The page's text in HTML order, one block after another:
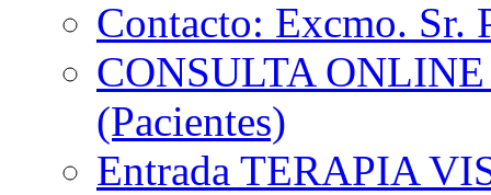
Contacto: Excmo. Sr.
CONSULTA
(Pacientes)
Entrada TERAPIA